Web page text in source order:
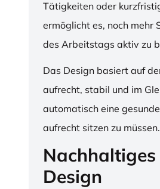
Tätigkeiten oder
ermöglicht es, noch mehr
des Arbeitstags aktiv zu
Das Design basiert auf
aufrecht, stabil und im
automatisch eine
aufrecht sitzen zu müssen.
Design